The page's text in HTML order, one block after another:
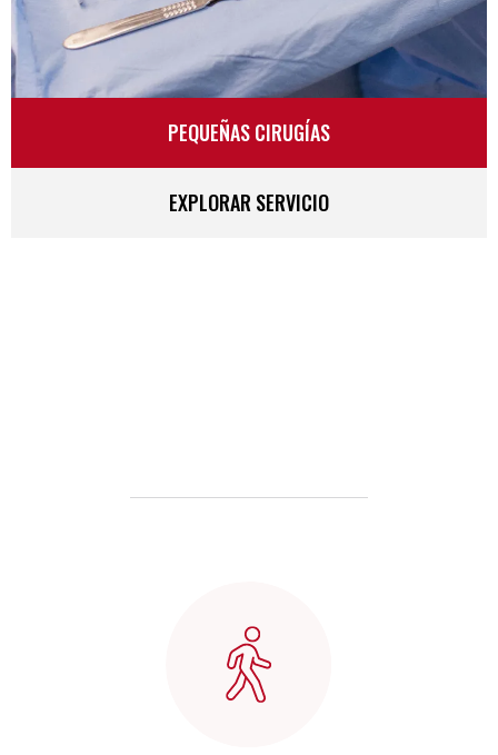
PEQUEÑAS CIRUGÍAS
EXPLORAR SERVICIO